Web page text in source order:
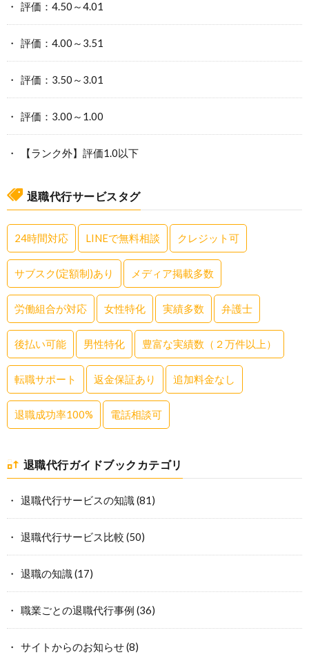
評価：4.50～4.01
評価：4.00～3.51
評価：3.50～3.01
評価：3.00～1.00
【ランク外】評価1.0以下
退職代行サービスタグ
24時間対応 LINEで無料相談 クレジット可
サブスク(定額制)あり メディア掲載多数
労働組合が対応 女性特化 実績多数 弁護士
後払い可能 男性特化 豊富な実績数（２万件以上）
転職サポート 返金保証あり 追加料金なし
退職成功率100% 電話相談可
退職代行ガイドブックカテゴリ
退職代行サービスの知識(81)
退職代行サービス比較 (50)
退職の知識(17)
職業ごとの退職代行事例 (36)
サイトからのお知らせ(8)